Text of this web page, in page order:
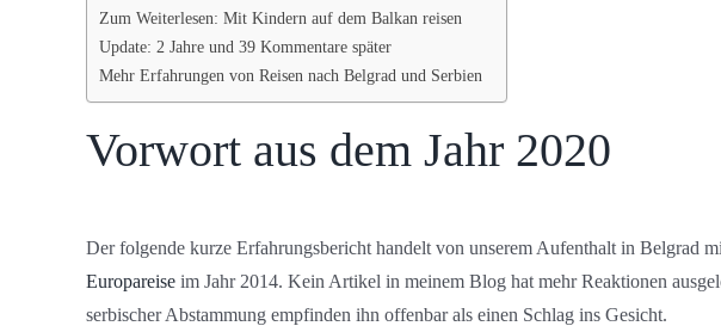
Zum Weiterlesen: Mit Kindern auf dem Balkan reisen
Update: 2 Jahre und 39 Kommentare später
Mehr Erfahrungen von Reisen nach Belgrad und Serbien
Vorwort aus dem Jahr 2020
Der folgende kurze Erfahrungsbericht handelt von unserem Aufenthalt in Belgrad
Europareise im Jahr 2014. Kein Artikel in meinem Blog hat mehr Reaktionen
serbischer Abstammung empfinden ihn offenbar als einen Schlag ins Gesicht.